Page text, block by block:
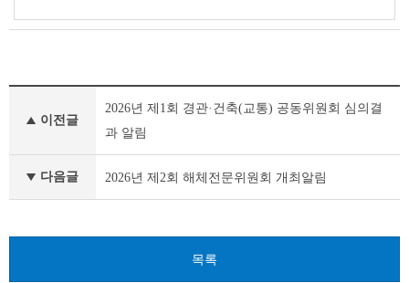
이
글
이전글
2026년 제1회 경관·건축(교통) 공동위원회 심의결
과 알림
다음글 2026년 제2회 해체전문위원회 개최알림
목록